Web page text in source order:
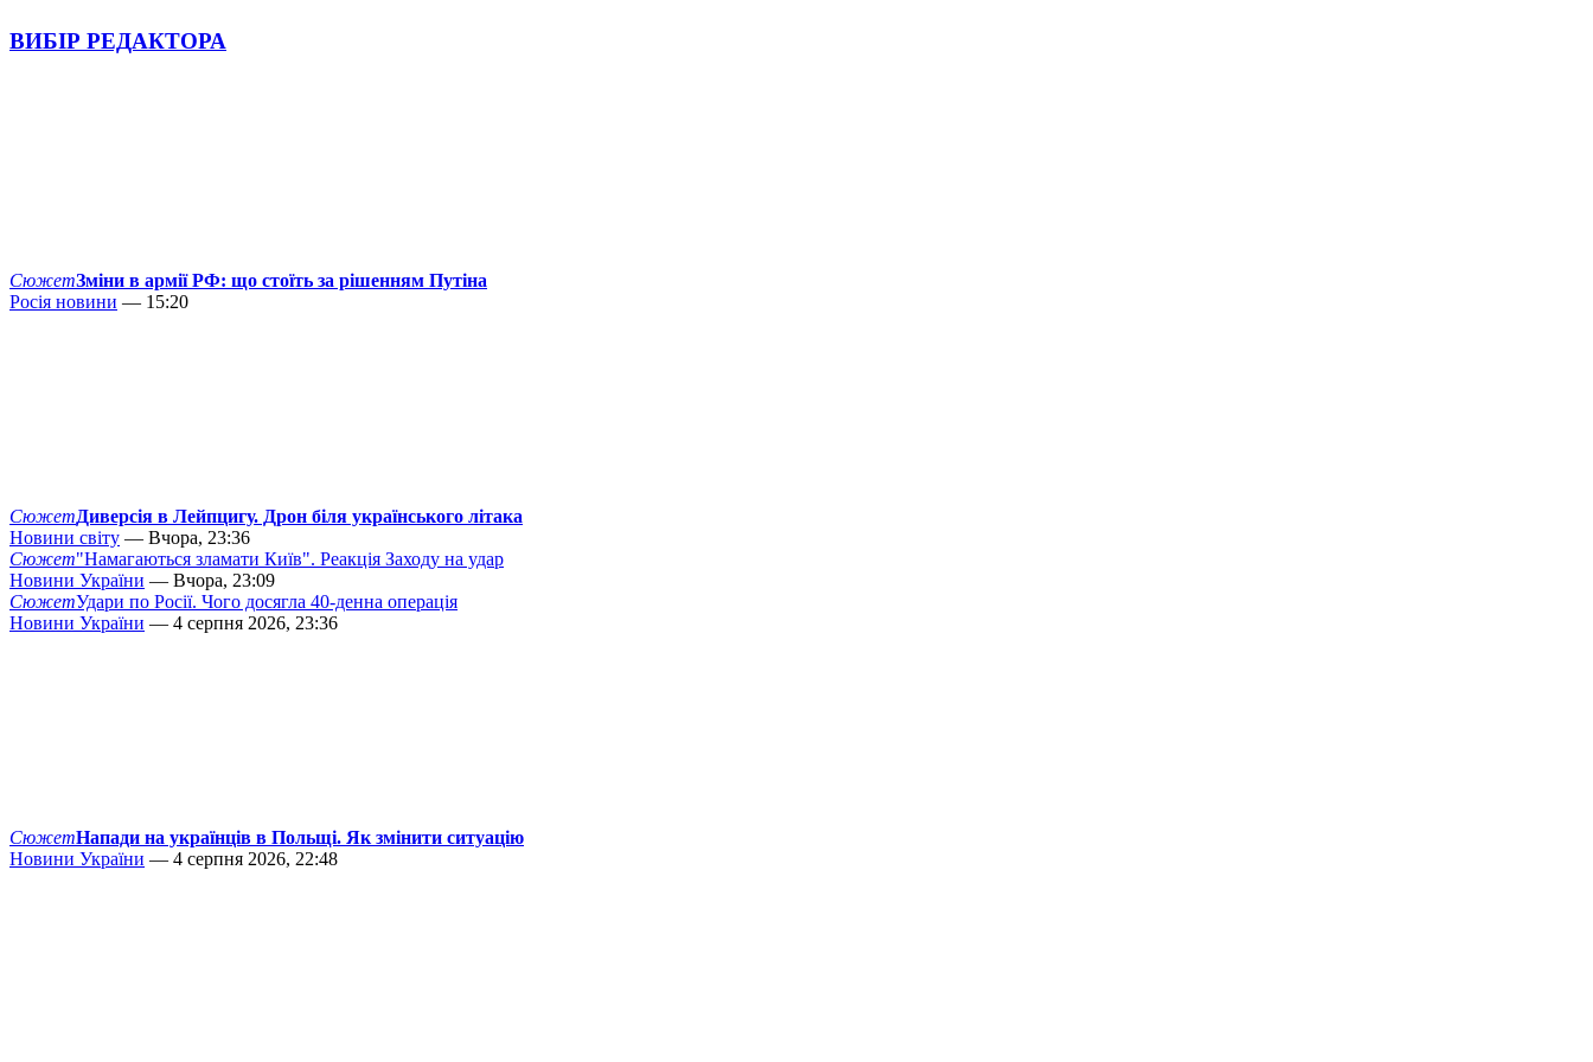
ВИБІР РЕДАКТОРА
СюжетЗміни в армії РФ: що стоїть за рішенням Путіна
Росія новини — 15:20
СюжетДиверсія в Лейпцигу. Дрон біля українського літака
Новини світу — Вчора, 23:36
Сюжет"Намагаються зламати Київ". Реакція Заходу на удар
Новини України — Вчора, 23:09
СюжетУдари по Росії. Чого досягла 40-денна операція
Новини України — 4 серпня 2026, 23:36
СюжетНапади на українців в Польщі. Як змінити ситуацію
Новини України — 4 серпня 2026, 22:48